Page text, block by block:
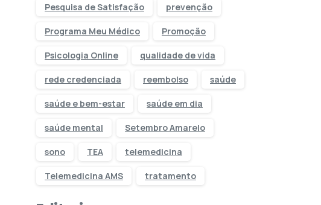
Pesquisa de Satisfação prevenção
Programa Meu Médico Promoção
Psicologia Online qualidade de vida
rede credenciada reembolso saúde
saúde e bem-estar saúde em dia
saúde mental Setembro Amarelo
sono TEA telemedicina
Telemedicina AMS tratamento